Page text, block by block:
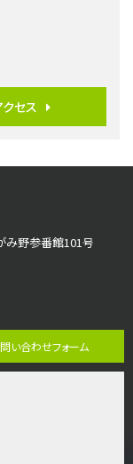
歩8分
円
駅
クセス
み野参番館101号
い合わせフォーム